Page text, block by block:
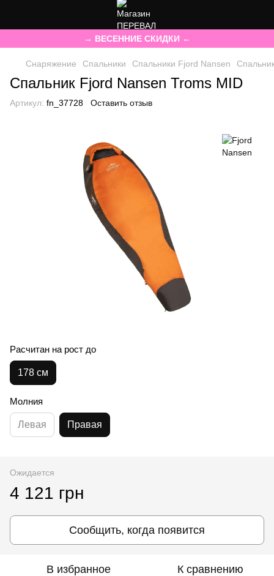
→ ВЕСЕННИЕ СКИДКИ ←
Снаряжение Спальники Спальники Fjord Nansen
Спальник Fjord Nansen Troms MID
Артикул: fn_37728 Оставить отзыв
Расчитан на рост до
178 см
Молния
Левая Правая
Ожидается
4 121 грн
Сообщить, когда появится
В избранное К сравнению